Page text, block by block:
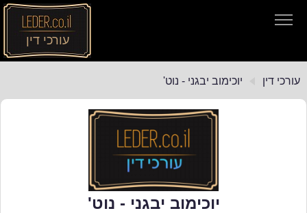
עורכי דין
עורכי דין
עורכי דין יוכימוב יבגני - נוט'
יוכימוב יבגני - נוט'